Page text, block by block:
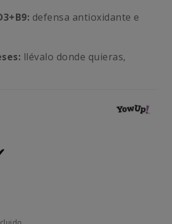
defensa antioxidante e
llévalo donde quieras,